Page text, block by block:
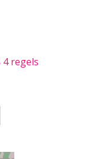
4 regels